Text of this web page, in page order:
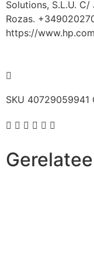
Solutions, S.L.U.
Rozas.
https://
SKU 40729059941